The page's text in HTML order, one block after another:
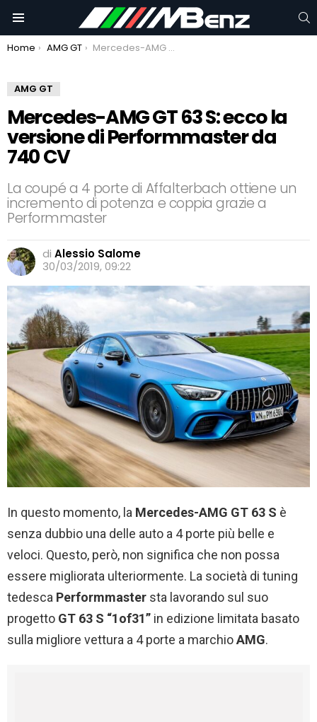
You are here:
Home AMG GT Mercedes-AMG GT 63 S: ecco la versione di Performmaster da 740 CV
AMG GT
Mercedes-AMG GT 63 S: ecco la
versione di Performmaster da
740 CV
La coupé a 4 porte di Affalterbach ottiene un
incremento di potenza e coppia grazie a
Performmaster
di Alessio Salome
30/03/2019, 09:22
In questo momento, la Mercedes-AMG GT 63 S è
senza dubbio una delle auto a 4 porte più belle e
veloci. Questo, però, non significa che non possa
essere migliorata ulteriormente. La società di tuning
tedesca Performmaster sta lavorando sul suo
progetto GT 63 S “1of31” in edizione limitata basato
sulla migliore vettura a 4 porte a marchioAMG.